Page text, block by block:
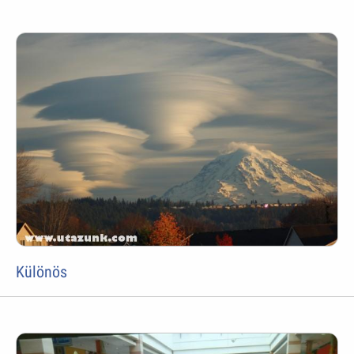
Különös